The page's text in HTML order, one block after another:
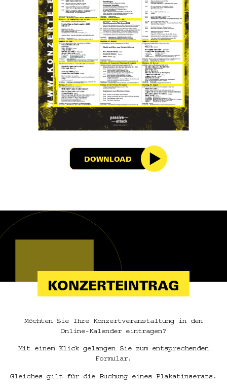
DOWNLOAD
KONZERTEINTRAG
Möchten Sie Ihre Konzertveranstaltung in den
Online-Kalender eintragen?
Mit einem Klick gelangen Sie zum entsprechenden
Formular.
Gleiches gilt für die Buchung eines Plakatinserats.